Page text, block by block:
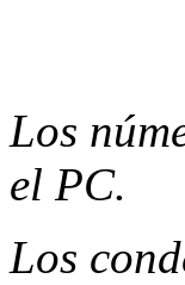
Los
el PC.
Los